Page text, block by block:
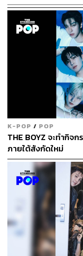
นั
K-POP / POP
THE BOYZ จะทำกิจ
ภายใต้สังกัดใหม่